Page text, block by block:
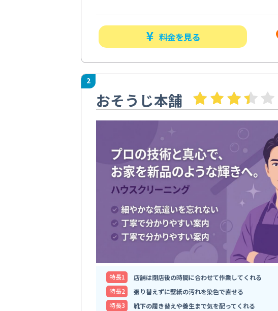
料金を見る
2
おそうじ本舗
特⻑1
店舗は閉店後の時間に合わせて作業してくれる
特⻑2
張り替えずに壁紙の汚れを染色で直せる
特⻑3
靴下の履き替えや養生まで気を配ってくれる